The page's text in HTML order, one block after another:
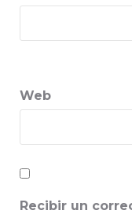
Web
Recibir un